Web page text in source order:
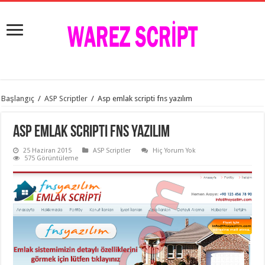
istanbul
taşımacılık ,
organizasyon,
gaziantep
evden
taşımacılık,
evden
taşımacılık,
taşımacılık,
Başlangıç / ASP Scriptler / Asp emlak scripti fns yazılım
Asp emlak scripti fns yazılım
25 Haziran 2015 ASP Scriptler
Hiç Yorum Yok
575 Görüntüleme